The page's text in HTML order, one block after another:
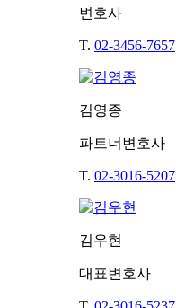
변호사
T. 02-3456-7657
김영종
파트너변호사
T. 02-3016-5207
김우현
대표변호사